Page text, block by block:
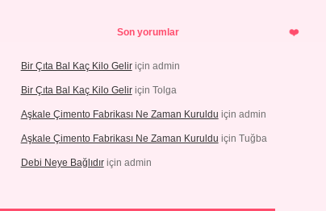
Son yorumlar
Bir Çıta Bal Kaç Kilo Geliriçin admin
Bir Çıta Bal Kaç Kilo Geliriçin Tolga
Aşkale Çimento Fabrikası Ne Zaman Kuruldu için admin
Aşkale Çimento Fabrikası Ne Zaman Kuruldu için Tuğba
Debi Neye Bağlıdıriçin admin